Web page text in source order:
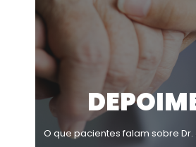
O que pacientes falam sobre Dr.